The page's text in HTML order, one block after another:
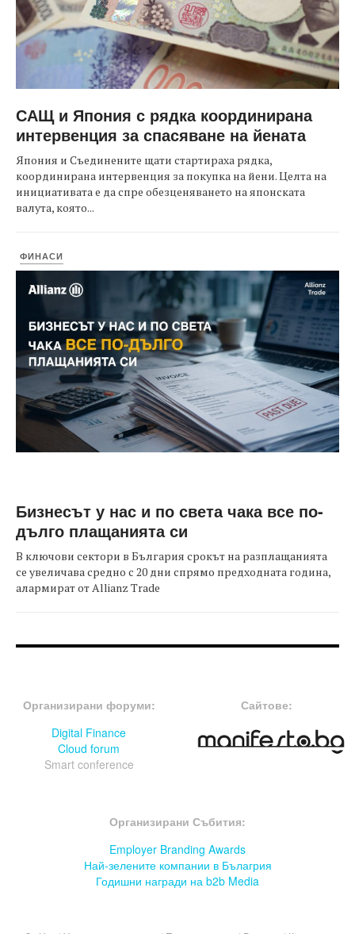
САЩ и Япония с рядка координирана
интервенция за спасяване на йената
Япония и Съединените щати стартираха рядка,
координирана интервенция за покупка на йени. Целта на
инициативата е да спре обезценяването на японската
валута, която...
ФИНАСИ
Бизнесът у нас и по света чака все по-
дълго плащанията си
В ключови сектори в България срокът на разплащанията
се увеличава средно с 20 дни спрямо предходната година,
алармират от Allianz Trade
Организирани форуми:
Digital Finance
Cloud forum
Smart conference
Сайтове:
Организирани Събития:
Employer Branding Awards
Най-зелените компании в Бълагрия
Годишни награди на b2b Media